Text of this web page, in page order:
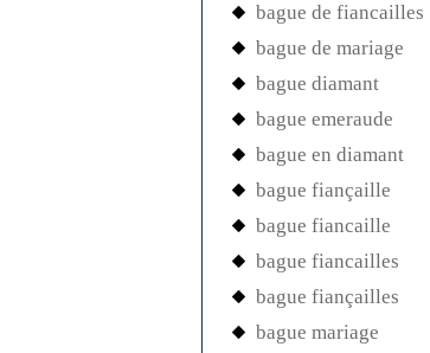
bague de fiancailles
bague de mariage
bague diamant
bague emeraude
bague en diamant
bague fiançaille
bague fiancaille
bague fiancailles
bague fiançailles
bague mariage